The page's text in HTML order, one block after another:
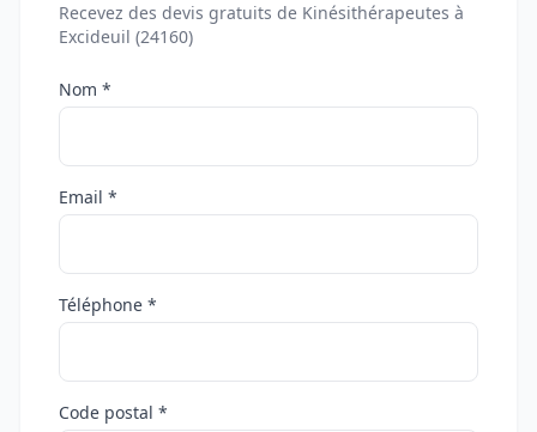
Recevez des devis gratuits de Kinésithérapeutes à
Excideuil (24160)
Nom *
Email *
Téléphone *
Code postal *